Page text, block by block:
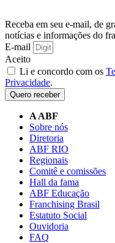
Receba em seu e-mail, de
notícias e informações do
E-mail
Aceito
Li e concordo com os
Privacidade.
Quero receber
A ABF
Sobre nós
Diretoria
ABF RIO
Regionais
Comitê e comissões
Hall da fama
ABF Educação
Franchising Brasil
Estatuto Social
Ouvidoria
FAQ